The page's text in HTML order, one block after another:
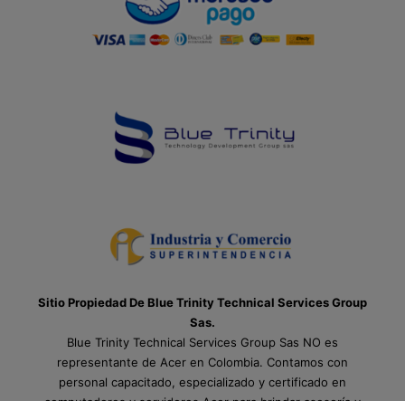
Sitio Propiedad De Blue Trinity Technical Services Group
Sas.
Blue Trinity Technical Services Group Sas NO es
representante de Acer en Colombia. Contamos con
personal capacitado, especializado y certificado en